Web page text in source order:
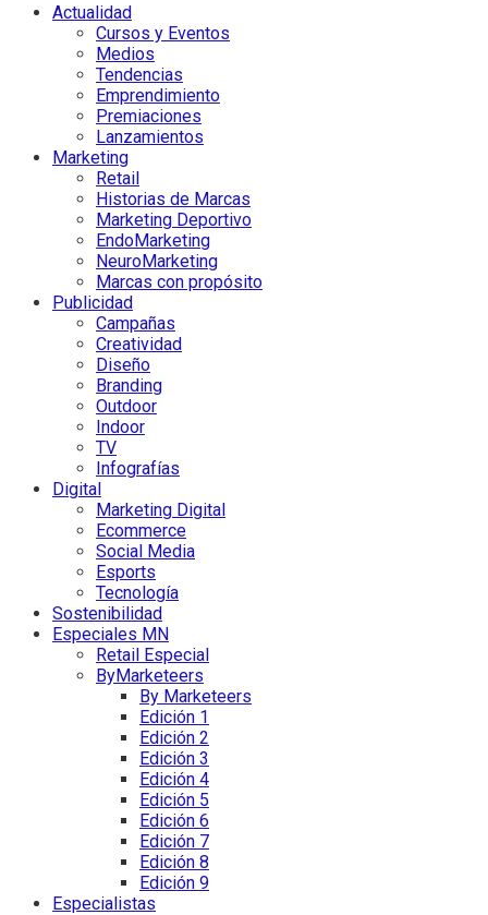
Actualidad
Cursos y Eventos
Medios
Tendencias
Emprendimiento
Premiaciones
Lanzamientos
Marketing
Retail
Historias de Marcas
Marketing Deportivo
EndoMarketing
NeuroMarketing
Marcas con propósito
Publicidad
Campañas
Creatividad
Diseño
Branding
Outdoor
Indoor
TV
Infografías
Digital
Marketing Digital
Ecommerce
Social Media
Esports
Tecnología
Sostenibilidad
Especiales MN
Retail Especial
ByMarketeers
By Marketeers
Edición 1
Edición 2
Edición 3
Edición 4
Edición 5
Edición 6
Edición 7
Edición 8
Edición 9
Especialistas